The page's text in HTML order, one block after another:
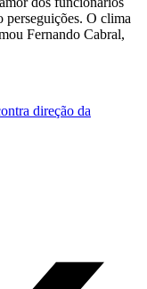
perseguições. O clima
Fernando Cabral,
direção da